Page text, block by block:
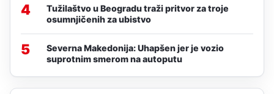
4
Tužilaštvo u Beogradu traži pritvor za troje
osumnjičenih za ubistvo
5
Severna Makedonija: Uhapšen jer je vozio
suprotnim smerom na autoputu